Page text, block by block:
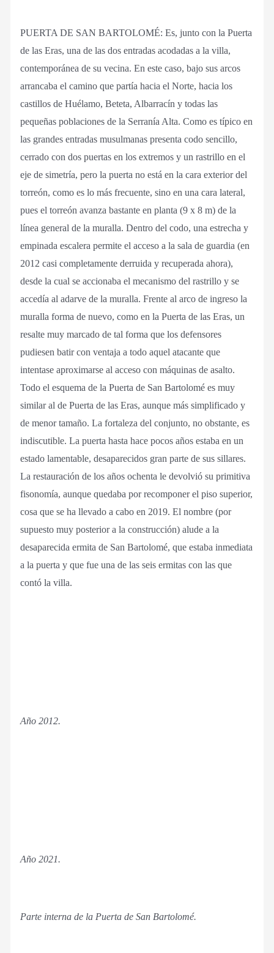
PUERTA DE SAN BARTOLOMÉ: Es, junto con la Puerta
de las Eras, una de las dos entradas acodadas a la villa,
contemporánea de su vecina. En este caso, bajo sus arcos
arrancaba el camino que partía hacia el Norte, hacia los
castillos de Huélamo, Beteta, Albarracín y todas las
pequeñas poblaciones de la Serranía Alta. Como es típico en
las grandes entradas musulmanas presenta codo sencillo,
cerrado con dos puertas en los extremos y un rastrillo en el
eje de simetría, pero la puerta no está en la cara exterior del
torreón, como es lo más frecuente, sino en una cara lateral,
pues el torreón avanza bastante en planta (9 x 8 m) de la
línea general de la muralla. Dentro del codo, una estrecha y
empinada escalera permite el acceso a la sala de guardia (en
2012 casi completamente derruida y recuperada ahora),
desde la cual se accionaba el mecanismo del rastrillo y se
accedía al adarve de la muralla. Frente al arco de ingreso la
muralla forma de nuevo, como en la Puerta de las Eras, un
resalte muy marcado de tal forma que los defensores
pudiesen batir con ventaja a todo aquel atacante que
intentase aproximarse al acceso con máquinas de asalto.
Todo el esquema de la Puerta de San Bartolomé es muy
similar al de Puerta de las Eras, aunque más simplificado y
de menor tamaño. La fortaleza del conjunto, no obstante, es
indiscutible. La puerta hasta hace pocos años estaba en un
estado lamentable, desaparecidos gran parte de sus sillares.
La restauración de los años ochenta le devolvió su primitiva
fisonomía, aunque quedaba por recomponer el piso superior,
cosa que se ha llevado a cabo en 2019. El nombre (por
supuesto muy posterior a la construcción) alude a la
desaparecida ermita de San Bartolomé, que estaba inmediata
a la puerta y que fue una de las seis ermitas con las que
contó la villa.
Año 2012.
Año 2021.
Parte interna de la Puerta de San Bartolomé.